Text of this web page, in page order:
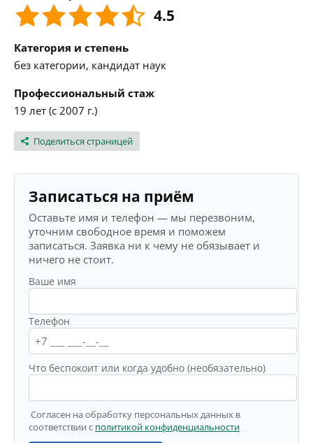
4.5
Категория и степень
без категории, кандидат наук
Профессиональный стаж
19 лет (с 2007 г.)
Поделиться страницей
Записаться на приём
Оставьте имя и телефон — мы перезвоним,
уточним свободное время и поможем
записаться. Заявка ни к чему не обязывает и
ничего не стоит.
Ваше имя
Телефон
Что беспокоит или когда удобно (необязательно)
Согласен на обработку персональных данных в
соответствии с политикой конфиденциальности